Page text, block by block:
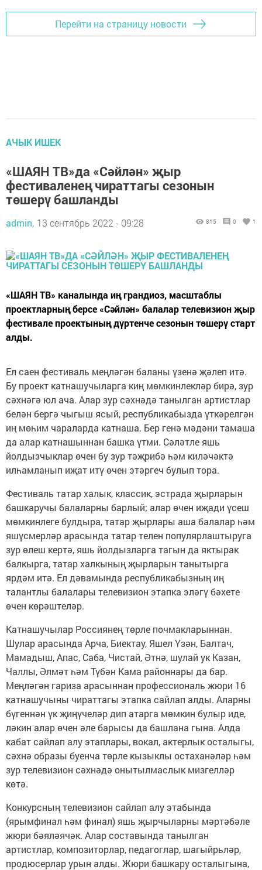
Перейти на страницу новости
АЧЫК ИШЕК
«ШАЯН ТВ»да «Сәйлән» җыр
фестиваленең чираттагы сезонын
төшерү башланды
admin, 13 сентябрь 2022 - 09:28 815 0 1
«ШАЯН ТВ» каналында иң грандиоз, масштаблы
проектларның берсе «Сәйлән» балалар телевизион җыр
фестивале проектының дүртенче сезонын төшерү старт
алды.
Ел саен фестиваль меңләгән баланы үзенә җәлеп итә.
Бу проект катнашучыларга киң мөмкинлекләр бирә, зур
сәхнәгә юл ача. Алар зур сәхнәдә танылган артистлар
белән бергә чыгыш ясый, республикабызда үткәрелгән
иң мөһим чараларда катнаша. Бер генә мәдәни тамаша
да алар катнашыннан башка үтми. Сәләтле яшь
йолдызчыклар өчен бу зур тәҗрибә һәм киләчәктә
илһамланып иҗат итү өчен этәргеч булып тора.
Фестиваль татар халык, классик, эстрада җырларын
башкаручы балаларны барлый; алар өчен иҗади үсеш
мөмкинлеге булдыра, татар җырлары аша балалар һәм
яшүсмерләр арасында татар телен популярлаштыруга
зур өлеш кертә, яшь йолдызларга тагын да яктырак
балкырга, татар халкының җырларын танытырга
ярдәм итә. Ел дәвамында республикабызның иң
талантлы балалары телевизион этапка эләгү бәхете
өчен көрәштеләр.
Катнашучылар Россиянең төрле почмакларыннан.
Шулар арасында Арча, Биектау, Яшел Үзән, Балтач,
Мамадыш, Апас, Саба, Чистай, Әтнә, шулай ук Казан,
Чаллы, Әлмәт һәм Түбән Кама районнары да бар.
Меңләгән гариза арасыннан профессиональ жюри 16
катнашучыны чираттагы этапка сайлап алды. Аларны
бүгеннән үк җиңүчеләр дип атарга мөмкин булыр иде,
ләкин алар өчен әле барысы да башлана гына. Алда
кабат сайлап алу этаплары, вокал, актерлык осталыгы,
сәхнә образы буенча төрле кызыклы остаханәләр һәм
зур телевизион сәхнәдә онытылмаслык мизгелләр
көтә.
Конкурсның телевизион сайлап алу этабында
(ярымфинал һәм финал) яшь җырчыларны мәртәбәле
жюри бәяләячәк. Алар составында танылган
артистлар, композиторлар, педагоглар, шагыйрьләр,
продюсерлар урын алды. Жюри башкару осталыгына,